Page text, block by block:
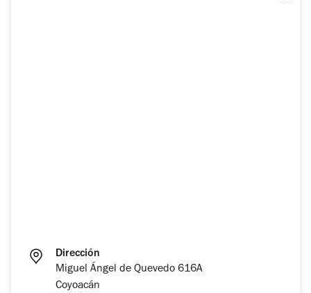
Dirección
Miguel Ángel de Quevedo 616A
Coyoacán